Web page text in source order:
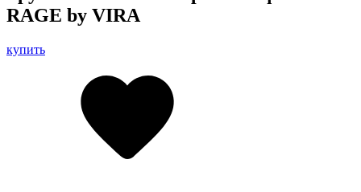
RAGE by VIRA
купить